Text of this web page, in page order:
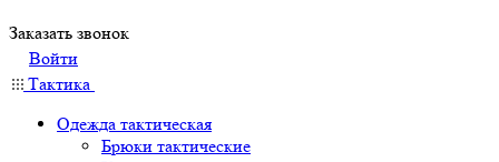
Заказать звонок
Войти
Тактика
Одежда тактическая
Брюки тактические